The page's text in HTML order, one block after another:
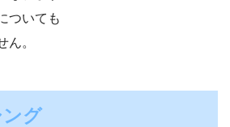
ついても
ん。
グ